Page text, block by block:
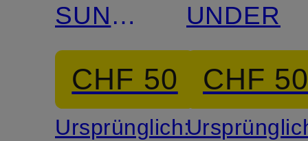
SUN
CITY
CHF 50
Ursprünglich:
CHF